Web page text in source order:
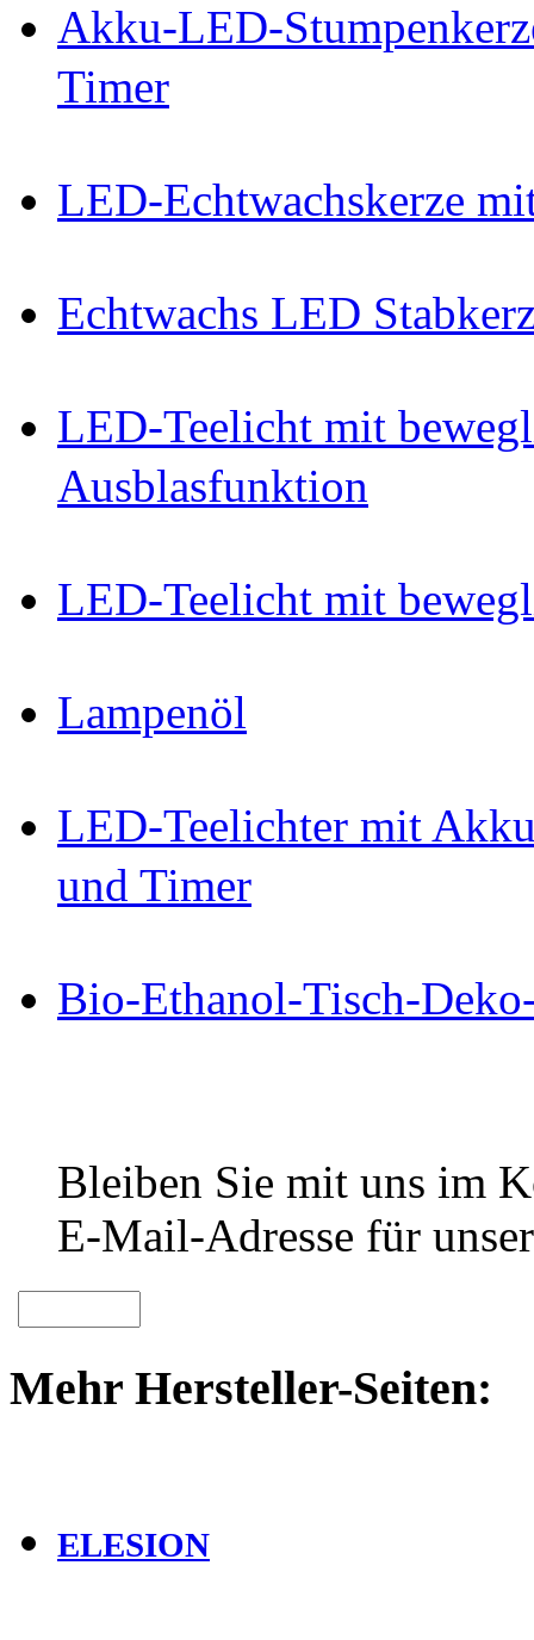
Akku-LED-
Timer
LED-Echtwachskerze
Echtwachs LED
LED-Teelicht mit
Ausblasfunktion
LED-Teelicht mit
Lampenöl
LED-Teelichter mit
und Timer
Bio-Ethanol-Tisch-
Bleiben Sie mit uns im
E-Mail-Adresse für
Mehr Hersteller-Seiten:
ELESION